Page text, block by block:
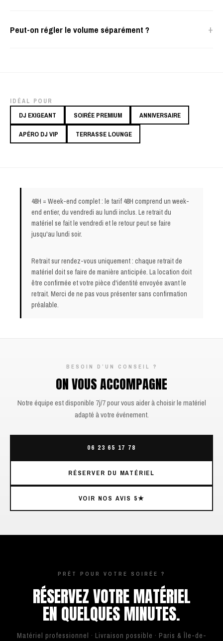
Peut-on régler le volume séparément ? +
IDÉAL POUR
DJ EXIGEANT SOIRÉE PREMIUM ANNIVERSAIRE
APÉRO DJ VIP TERRASSE LOUNGE
48H = Week-end complet : le tarif 48H comprend un week-
end entier, du vendredi au lundi inclus. Le retrait du
matériel se fait le vendredi et le retour peut se faire
jusqu'au lundi soir.
Retrait sur rendez-vous uniquement : chaque retrait de
matériel doit se faire de manière anticipée. La location doit
être confirmée et votre pièce d'identité envoyée avant le
retrait. Merci de ne pas vous présenter sans confirmation
préalable.
BESOIN D’UN CONSEIL ?
ON VOUS ACCOMPAGNE
Notre équipe est disponible 7j/7 pour vous aider à choisir le matériel
adapté à votre événement.
06 23 65 17 78
RÉSERVER DU MATÉRIEL
VOIR NOS AVIS 5★
PRÊT POUR VOTRE SOIRÉE ?
RÉSERVEZ VOTRE MATÉRIEL
EN QUELQUES MINUTES.
Matériel professionnel · Livraison possible · Paris & Île-de-